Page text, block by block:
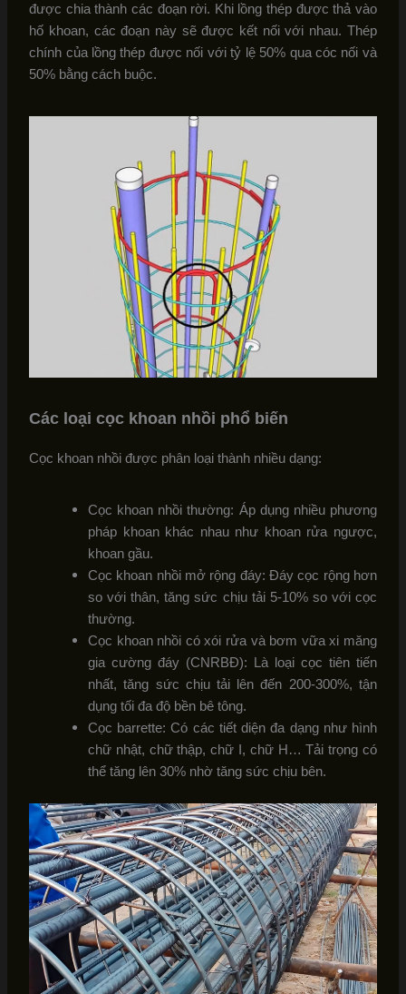
được chia thành các đoạn rời. Khi lồng thép được thả vào
hố khoan, các đoạn này sẽ được kết nối với nhau. Thép
chính của lồng thép được nối với tỷ lệ 50% qua cóc nối và
50% bằng cách buộc.
Các loại cọc khoan nhồi phổ biến
Cọc khoan nhồi được phân loại thành nhiều dạng:
Cọc khoan nhồi thường: Áp dụng nhiều phương
pháp khoan khác nhau như khoan rửa ngược,
khoan gầu.
Cọc khoan nhồi mở rộng đáy: Đáy cọc rộng hơn
so với thân, tăng sức chịu tải 5-10% so với cọc
thường.
Cọc khoan nhồi có xói rửa và bơm vữa xi măng
gia cường đáy (CNRBĐ): Là loại cọc tiên tiến
nhất, tăng sức chịu tải lên đến 200-300%, tận
dụng tối đa độ bền bê tông.
Cọc barrette: Có các tiết diện đa dạng như hình
chữ nhật, chữ thập, chữ I, chữ H… Tải trọng có
thể tăng lên 30% nhờ tăng sức chịu bên.